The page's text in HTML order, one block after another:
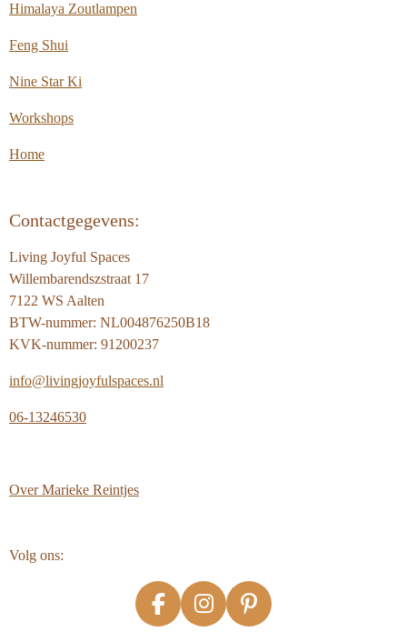
Himalaya Zoutlampen
Feng Shui
Nine Star Ki
Workshops
Home
Contactgegevens:
Living Joyful Spaces
Willembarendszstraat 17
7122 WS Aalten
BTW-nummer: NL004876250B18
KVK-nummer: 91200237
info@livingjoyfulspaces.nl
06-13246530
OverMarieke Reintjes
Volg ons:
F
I
P